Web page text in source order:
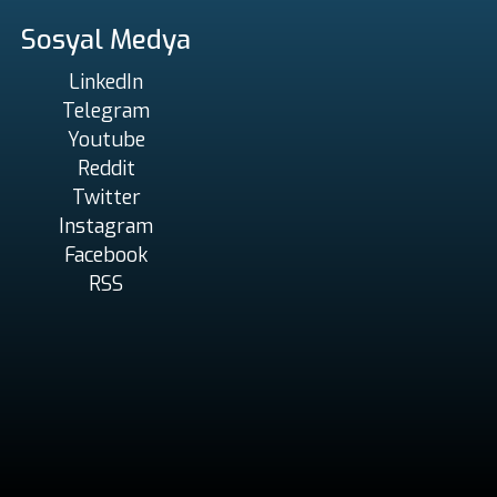
Sosyal Medya
LinkedIn
Telegram
Youtube
Reddit
Twitter
Instagram
Facebook
RSS